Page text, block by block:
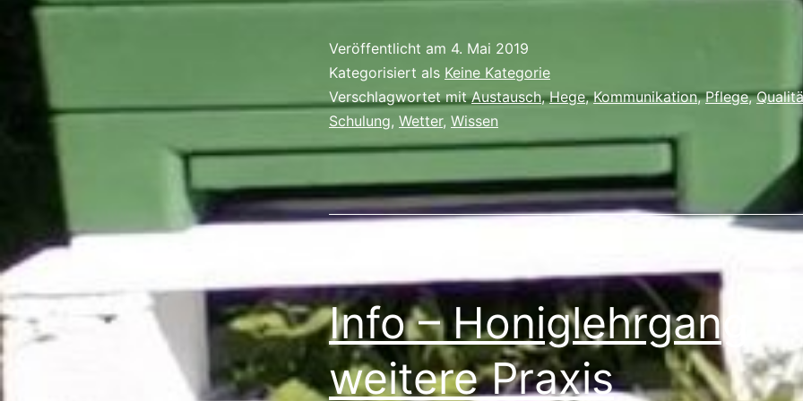
die
Veröffentlicht am 4. Mai 2019
Kategorisiert als Keine Kategorie
Verschlagwortet mitAustausch,Hege,Kommunikation,Pflege,
Schulung, Wetter, Wissen
Info – Honiglehrgang
weitere Praxis